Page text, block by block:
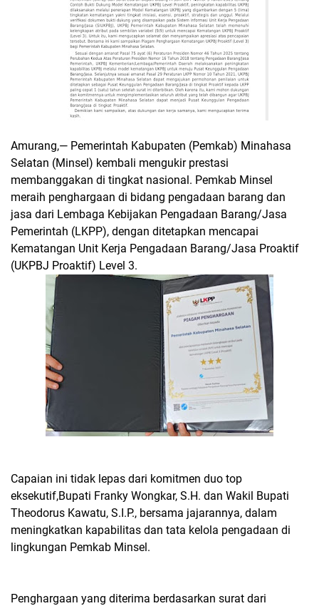
Amurang,— Pemerintah Kabupaten (Pemkab) Minahasa
Selatan (Minsel) kembali mengukir prestasi
membanggakan di tingkat nasional. Pemkab Minsel
meraih penghargaan di bidang pengadaan barang dan
jasa dari Lembaga Kebijakan Pengadaan Barang/Jasa
Pemerintah (LKPP), dengan ditetapkan mencapai
Kematangan Unit Kerja Pengadaan Barang/Jasa Proaktif
(UKPBJ Proaktif) Level 3.
Capaian ini tidak lepas dari komitmen duo top
eksekutif,Bupati Franky Wongkar, S.H. dan Wakil Bupati
Theodorus Kawatu, S.I.P., bersama jajarannya, dalam
meningkatkan kapabilitas dan tata kelola pengadaan di
lingkungan Pemkab Minsel.
Penghargaan yang diterima berdasarkan surat dari